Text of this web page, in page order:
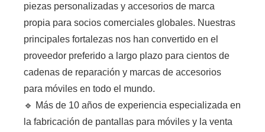
piezas personalizadas y accesorios de marca
propia para socios comerciales globales. Nuestras
principales fortalezas nos han convertido en el
proveedor preferido a largo plazo para cientos de
cadenas de reparación y marcas de accesorios
para móviles en todo el mundo.
🔹 Más de 10 años de experiencia especializada en
la fabricación de pantallas para móviles y la venta